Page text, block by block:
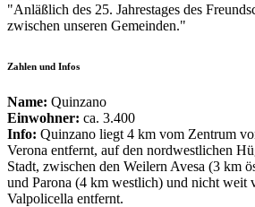
"Anläßlich des 25. Jahrestages des
zwischen unseren Gemeinden."
Zahlen und Infos
Name: Quinzano
Einwohner: ca. 3.400
Info: Quinzano liegt 4 km vom Zentrum
Verona entfernt, auf den nordwestlichen
Stadt, zwischen den Weilern Avesa (3 km
und Parona (4 km westlich) und nicht weit
Valpolicella entfernt.